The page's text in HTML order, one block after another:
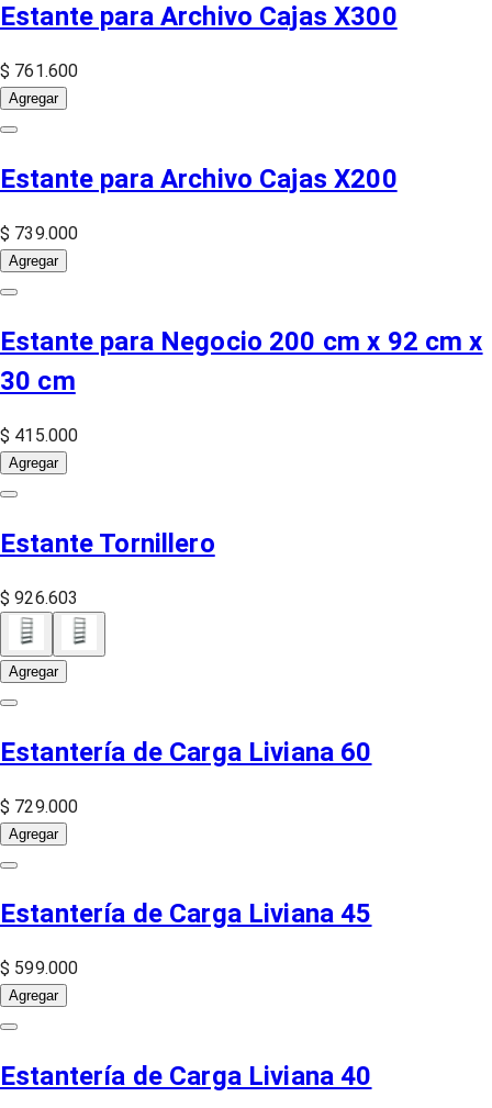
Estante para Archivo Cajas X300
$ 761.600
Agregar
Estante para Archivo Cajas X200
$ 739.000
Agregar
Estante para Negocio 200 cm x 92 cm x
30 cm
$ 415.000
Agregar
Estante Tornillero
$ 926.603
Agregar
Estantería de Carga Liviana 60
$ 729.000
Agregar
Estantería de Carga Liviana 45
$ 599.000
Agregar
Estantería de Carga Liviana 40